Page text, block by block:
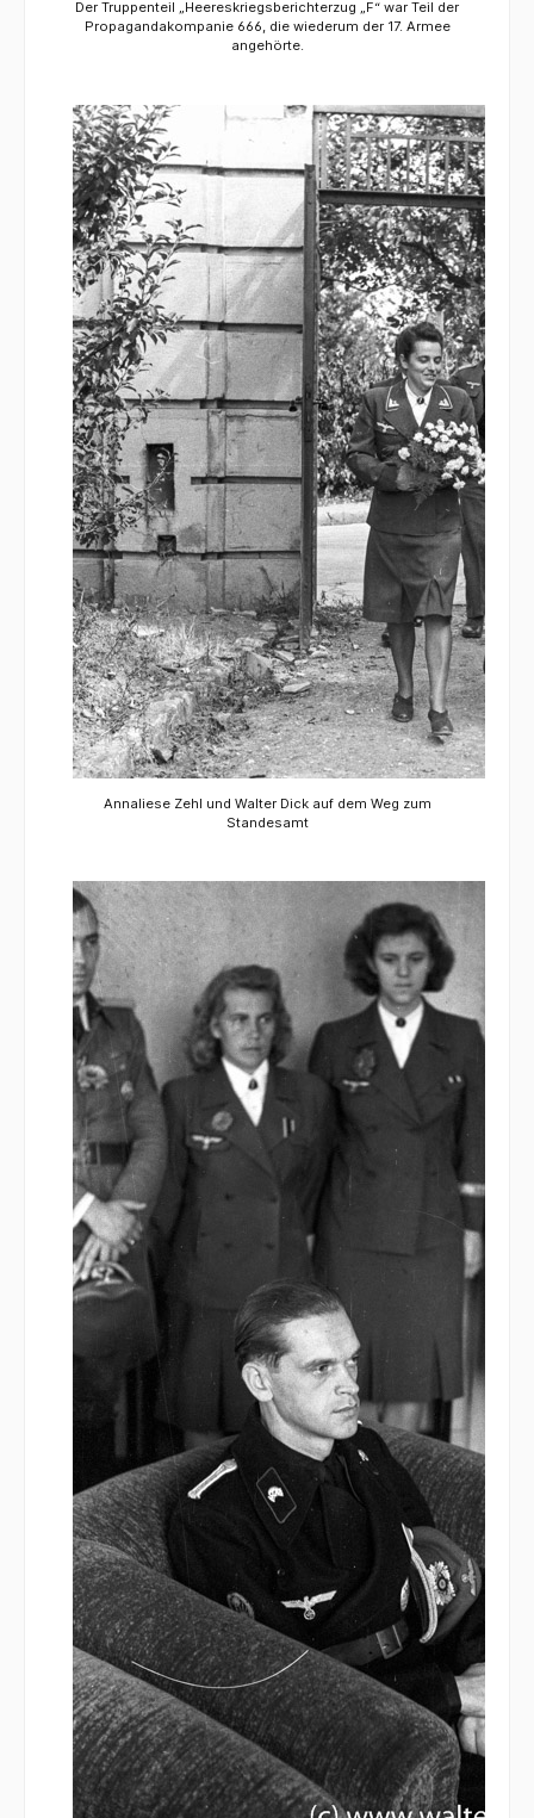
Der Truppenteil „Heereskriegsberichterzug „F“ war Teil der
Propagandakompanie 666, die wiederum der 17. Armee
angehörte.
Annaliese Zehl und Walter Dick auf dem Weg zum
Standesamt